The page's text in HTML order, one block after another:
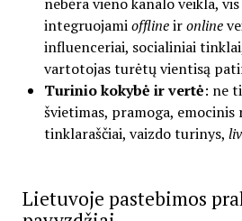
nebėra vieno kanalo veikla,
integruojamiofflineironline
influenceriai, socialiniai
vartotojas turėtų vientisą
Turinio kokybė ir vertė: ne
švietimas, pramoga, emocinis
tinklaraščiai, vaizdo turinys,
Lietuvoje pastebimos